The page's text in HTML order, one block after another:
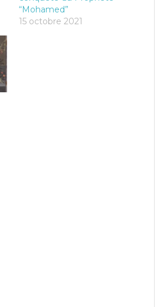
“Mohamed”
15 octobre 2021